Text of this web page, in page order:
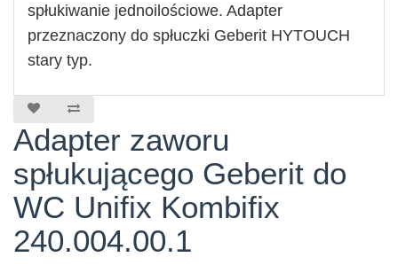
spłukiwanie jednoilościowe. Adapter
przeznaczony do spłuczki Geberit HYTOUCH
stary typ.
Adapter zaworu
spłukującego Geberit do
WC Unifix Kombifix
240.004.00.1